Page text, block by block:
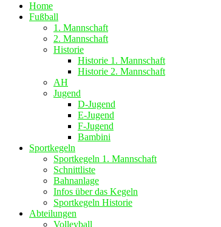
Home
Fußball
1. Mannschaft
2. Mannschaft
Historie
Historie 1. Mannschaft
Historie 2. Mannschaft
AH
Jugend
D-Jugend
E-Jugend
F-Jugend
Bambini
Sportkegeln
Sportkegeln 1. Mannschaft
Schnittliste
Bahnanlage
Infos über das Kegeln
Sportkegeln Historie
Abteilungen
Volleyball